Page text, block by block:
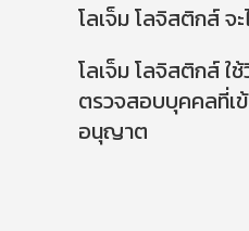
โลเจ็ม โลจิสติกส์
โลเจ็ม โลจิสติกส์
ตรวจสอบบุคคลที่เ
อนุญาต